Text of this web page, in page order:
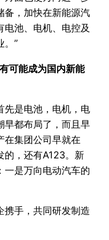
备，加快在新能源汽
池、电机、电控及
。”
可能成为国内新能
先是电池，电机，电
早都布局了，而且早
在集团公司早就在
的，还有A123。新
一是万向电动汽车的
携手，共同研发制造